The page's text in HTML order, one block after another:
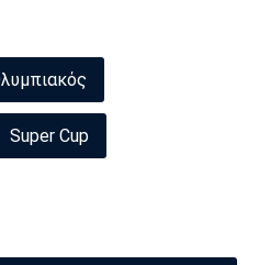
Super Cup